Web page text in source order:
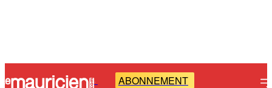
- ABONNEMENT